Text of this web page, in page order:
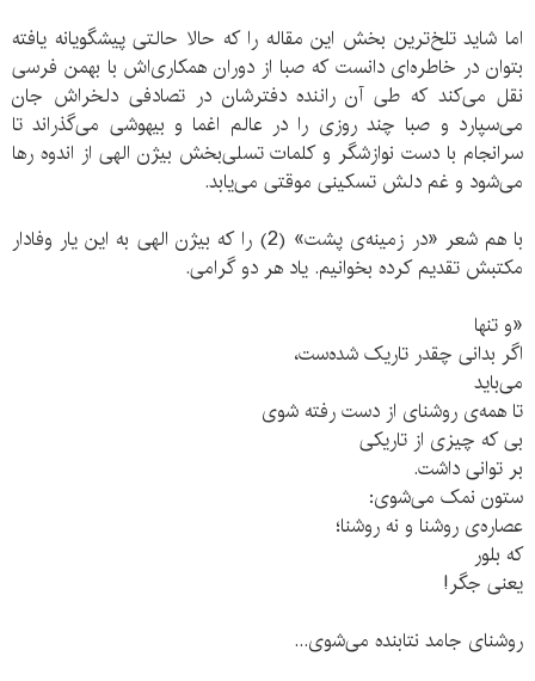
اما شاید تلخ‌ترین بخش این مقاله را که حالا حالتی پیشگویانه یافته
بتوان در خاطره‌ای دانست که صبا از دوران همکاری‌اش با بهمن فرسی
نقل می‌کند که طی آن راننده‌ دفترشان در تصادفی دلخراش جان
می‌سپارد و صبا چند روزی را در عالم اغما و بیهوشی می‌گذراند تا
سرانجام با دست نوازشگر و کلمات تسلی‌بخش بیژن الهی از اندوه رها
می‌شود و غم دلش تسکینی موقتی می‌یابد.
با هم شعر «در زمینه‌ی پشت» (2) را که بیژن الهی به این یار وفادار
مکتبش تقدیم کرده بخوانیم. یاد هر دو گرامی.
«و تنها
اگر بدانی چقدر تاریک شده‌ست،
می‌باید
تا همه‌ی روشنای از دست رفته شوی
بی که چیزی از تاریکی
بر توانی داشت.
ستون نمک می‌شوی:
عصاره‌ی روشنا و نه روشنا؛
که بلور
یعنی جگر!
روشنای جامد نتابنده می‌شوی...